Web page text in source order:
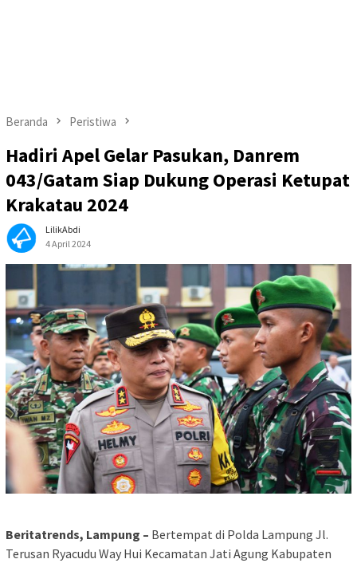
Beranda Peristiwa
Hadiri Apel Gelar Pasukan, Danrem
043/Gatam Siap Dukung Operasi Ketupat
Krakatau 2024
LilikAbdi
4 April 2024
Beritatrends, Lampung – Bertempat di Polda Lampung Jl.
Terusan Ryacudu Way Hui Kecamatan Jati Agung Kabupaten